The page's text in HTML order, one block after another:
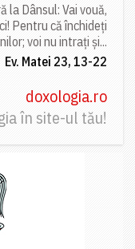
la Dânsul: Vai vouă,
Pentru că închideți
voi nu intrați și...
Ev. Matei 23, 13-22
doxologia.ro
în site-ul tău!